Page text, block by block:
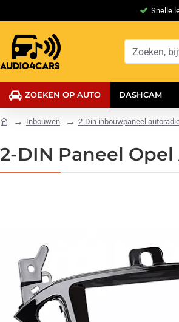
Snelle
ZOEKEN OP AUTO DASHCAM
Inbouwen 2-Din inbouwpaneel
2-DIN Paneel